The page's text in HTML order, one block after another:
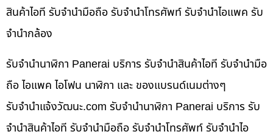
สินค้าไอที รับจำนำมือถือ รับจำนำโทรศัพท์ รับจำนำไอแพค รับ
จำนำกล้อง
รับจำนำนาฬิกา Panerai บริการ รับจำนำสินค้าไอที รับจำนำมือ
ถือ ไอแพค ไอโฟน นาฬิกา และ ของแบรนด์เนมต่างๆ
รับจํานําแจ้งวัฒนะ.com รับจำนำนาฬิกา Panerai บริการ รับ
จำนำสินค้าไอที รับจำนำมือถือ รับจำนำโทรศัพท์ รับจำนำไอ